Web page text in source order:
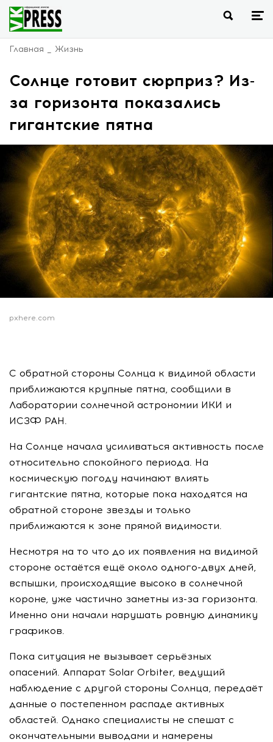
Главная Жизнь
Солнце готовит сюрприз? Из-
за горизонта показались
гигантские пятна
pxhere.com
С обратной стороны Солнца к видимой области
приближаются крупные пятна, сообщили в
Лаборатории солнечной астрономии ИКИ и
ИСЗФ РАН.
На Солнце начала усиливаться активность после
относительно спокойного периода. На
космическую погоду начинают влиять
гигантские пятна, которые пока находятся на
обратной стороне звезды и только
приближаются к зоне прямой видимости.
Несмотря на то что до их появления на видимой
стороне остаётся ещё около одного-двух дней,
вспышки, происходящие высоко в солнечной
короне, уже частично заметны из-за горизонта.
Именно они начали нарушать ровную динамику
графиков.
Пока ситуация не вызывает серьёзных
опасений. Аппарат Solar Orbiter, ведущий
наблюдение с другой стороны Солнца, передаёт
данные о постепенном распаде активных
областей. Однако специалисты не спешат с
окончательными выводами и намерены